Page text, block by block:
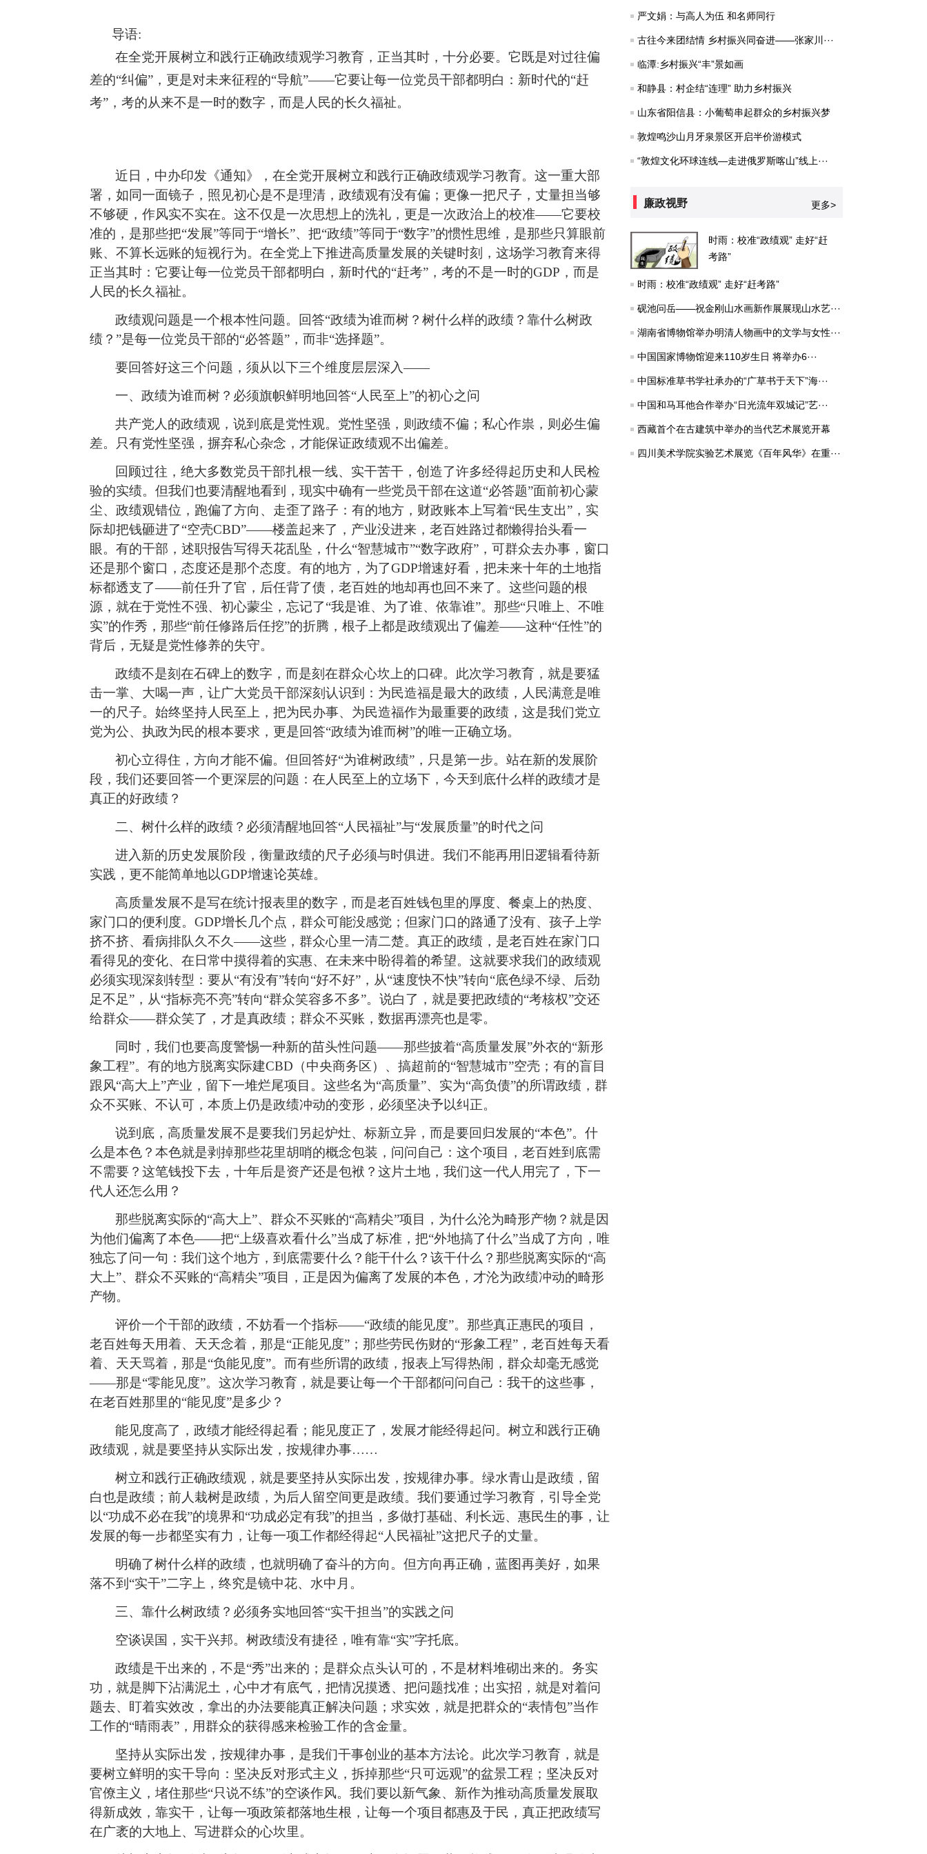
导语:
在全党开展树立和践行正确政绩观学习教育，正当其时，十分必要。它既是对过往偏
差的“纠偏”，更是对未来征程的“导航”——它要让每一位党员干部都明白：新时代的“赶
考”，考的从来不是一时的数字，而是人民的长久福祉。
近日，中办印发《通知》，在全党开展树立和践行正确政绩观学习教育。这一重大部
署，如同一面镜子，照见初心是不是理清，政绩观有没有偏；更像一把尺子，丈量担当够
不够硬， 作风实不实在。这不仅是一次思想上的洗礼，更是一次政治上的校准——它要校
准的，是那些把“发展”等同于“增长”、把“政绩”等同于“数字”的惯性思维，是那些只算眼前
账、不算长远账的短视行为。在全党上下推进高质量发展的关键时刻，这场学习教育来得
正当其时：它要让每一位党员干部都明白，新时代的“赶考”，考的不是一时的GDP，而是
人民的长久福祉。
政绩观问题是一个根本性问题。回答“政绩为谁而树？树什么样的政绩？靠什么树政
绩？”是每一位党员干部的“必答题”，而非“选择题”。
要回答好这三个问题，须从以下三个维度层层深入——
一、政绩为谁而树？必须旗帜鲜明地回答“人民至上”的初心之问
共产党人的政绩观，说到底是党性观。党性坚强，则政绩不偏；私心作祟，则必生偏
差。只有党性坚强，摒弃私心杂念，才能保证政绩观不出偏差。
回顾过往，绝大多数党员干部扎根一线、实干苦干，创造了许多经得起历史和人民检
验的实绩。但我们也要清醒地看到，现实中确有一些党员干部在这道“必答题”面前初心蒙
尘、政绩观错位，跑偏了方向、走歪了路子：有的地方，财政账本上写着“民生支出”，实
际却把钱砸进了“空壳CBD”——楼盖起来了，产业没进来，老百姓路过都懒得抬头看一
眼。有的干部，述职报告写得天花乱坠，什么“智慧城市”“数字政府”，可群众去办事，窗口
还是那个窗口，态度还是那个态度。有的地方，为了GDP增速好看，把未来十年的土地指
标都透支了——前任升了官，后任背了债，老百姓的地却再也回不来了。这些问题的根
源，就在于党性不强、初心蒙尘，忘记了“我是谁、为了谁、依靠谁”。那些“只唯上、不唯
实”的作秀，那些“前任修路后任挖”的折腾，根子上都是政绩观出了偏差——这种“任性”的
背后，无疑是党性修养的失守。
政绩不是刻在石碑上的数字，而是刻在群众心坎上的口碑。此次学习教育，就是要猛
击一掌、大喝一声，让广大党员干部深刻认识到：为民造福是最大的政绩，人民满意是唯
一的尺子。始终坚持人民至上，把为民办事、为民造福作为最重要的政绩，这是我们党立
党为公、执政为民的根本要求，更是回答“政绩为谁而树”的唯一正确立场。
初心立得住，方向才能不偏。但回答好“为谁树政绩”，只是第一步。站在新的发展阶
段，我们还要回答一个更深层的问题：在人民至上的立场下，今天到底什么样的政绩才是
真正的好政绩？
二、树什么样的政绩？必须清醒地回答“人民福祉”与“发展质量”的时代之问
进入新的历史发展阶段，衡量政绩的尺子必须与时俱进。我们不能再用旧逻辑看待新
实践，更不能简单地以GDP增速论英雄。
高质量发展不是写在统计报表里的数字，而是老百姓钱包里的厚度、餐桌上的热度、
家门口的便利度。GDP增长几个点，群众可能没感觉；但家门口的路通了没有、孩子上学
挤不挤、看病排队久不久——这些，群众心里一清二楚。真正的政绩，是老百姓在家门口
看得见的变化、在日常中摸得着的实惠、在未来中盼得着的希望。这就要求我们的政绩观
必须实现深刻转型：要从“有没有”转向“好不好”，从“速度快不快”转向“底色绿不绿、后劲
足不足”，从“指标亮不亮”转向“群众笑容多不多”。说白了，就是要把政绩的“考核权”交还
给群众——群众笑了，才是真政绩；群众不买账，数据再漂亮也是零。
同时，我们也要高度警惕一种新的苗头性问题——那些披着“高质量发展”外衣的“新形
象工程”。有的地方脱离实际建CBD （中央商务区）
、搞超前的“智慧城市”空壳；有的盲目
跟风“高大上”产业，留下一堆烂尾项目。这些名为“高质量”、实为“高负债”的所谓政绩，群
众不买账、不认可，本质上仍是政绩冲动的变形，必须坚决予以纠正。
说到底，高质量发展不是要我们另起炉灶、标新立异，而是要回归发展的“本色”。什
么是本色？本色就是剥掉那些花里胡哨的概念包装，问问自己：这个项目，老百姓到底需
不需要？这笔钱投下去，十年后是资产还是包袱？这片土地，我们这一代人用完了，下一
代人还怎么用？
那些脱离实际的“高大上”、群众不买账的“高精尖”项目，为什么沦为畸形产物？就是因
为他们偏离了本色——把“上级喜欢看什么”当成了标准，把“外地搞了什么”当成了方向，唯
独忘了问一句：我们这个地方，到底需要什么？能干什么？该干什么？那些脱离实际的“高
大上”、群众不买账的“高精尖”项目，正是因为偏离了发展的本色，才沦为政绩冲动的畸形
产物。
评价一个干部的政绩，不妨看一个指标——“政绩的能见度”。那些真正惠民的项目，
老百姓每天用着、天天念着，那是“正能见度”；那些劳民伤财的“形象工程”，老百姓每天看
着、天天骂着，那是“负能见度”。而有些所谓的政绩，报表上写得热闹，群众却毫无感觉
——那是“零能见度”。这次学习教育，就是要让每一个干部都问问自己：我干的这些事，
在老百姓那里的“能见度”是多少？
能见度高了，政绩才能经得起看；能见度正了，发展才能经得起问。树立和践行正确
政绩观，就是要坚持从实际出发，按规律办事……
树立和践行正确政绩观，就是要坚持从实际出发，按规律办事。绿水青山是政绩，留
白也是政绩；前人栽树是政绩，为后人留空间更是政绩。我们要通过学习教育，引导全党
以“功成不必在我”的境界和“功成必定有我”的担当，多做打基础、利长远、惠民生的事，让
发展的每一步都坚实有力，让每一项工作都经得起“人民福祉”这把尺子的丈量。
明确了树什么样的政绩，也就明确了奋斗的方向。但方向再正确，蓝图再美好，如果
落不到“实干”二字上，终究是镜中花、水中月。
三、靠什么树政绩？必须务实地回答“实干担当”的实践之问
空谈误国，实干兴邦。树政绩没有捷径，唯有靠“实”字托底。
政绩是干出来的，不是“秀”出来的；是群众点头认可的，不是材料堆砌出来的。务实
功，就是脚下沾满泥土，心中才有底气，把情况摸透、把问题找准；出实招，就是对着问
题去、盯着实效改，拿出的办法要能真正解决问题；求实效，就是把群众的“表情包”当作
工作的“晴雨表”，用群众的获得感来检验工作的含金量。
坚持从实际出发，按规律办事，是我们干事创业的基本方法论。此次学习教育，就是
要树立鲜明的实干导向：坚决反对形式主义，拆掉那些“只可远观”的盆景工程；坚决反对
官僚主义，堵住那些“只说不练”的空谈作风。我们要以新气象、新作为推动高质量发展取
得新成效，靠实干，让每一项政策都落地生根，让每一个项目都惠及于民，真正把政绩写
在广袤的大地上、写进群众的心坎里。
严文娟：与高人为伍 和名师同行
古往今来团结情 乡村振兴同奋进——张家川···
临潭:乡村振兴“丰”景如画
和静县：村企结“连理” 助力乡村振兴
山东省阳信县：小葡萄串起群众的乡村振兴梦
敦煌鸣沙山月牙泉景区开启半价游模式
“敦煌文化环球连线—走进俄罗斯喀山”线上···
廉政视野 更多>
时雨：校准“政绩观” 走好“赶
考路”
时雨：校准“政绩观” 走好“赶考路”
砚池问岳——祝金刚山水画新作展展现山水艺···
湖南省博物馆举办明清人物画中的文学与女性···
中国国家博物馆迎来110岁生日 将举办6···
中国标准草书学社承办的“广草书于天下”海···
中国和马耳他合作举办“日光流年双城记”艺···
西藏首个在古建筑中举办的当代艺术展览开幕
四川美术学院实验艺术展览《百年风华》在重···